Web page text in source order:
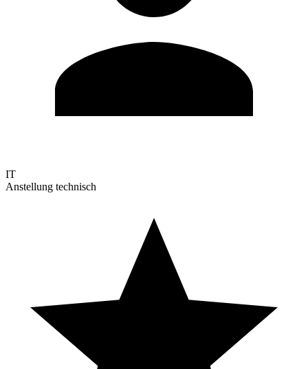
IT
Anstellung technisch